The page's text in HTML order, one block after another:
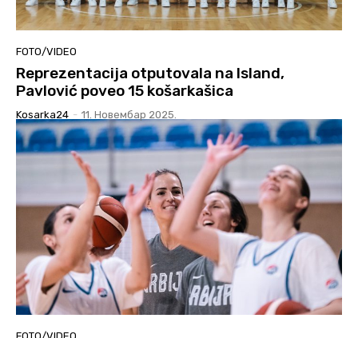
FOTO/VIDEO
Reprezentacija otputovala na Island,
Pavlović poveo 15 košarkašica
Kosarka24 - 11. Новембар 2025.